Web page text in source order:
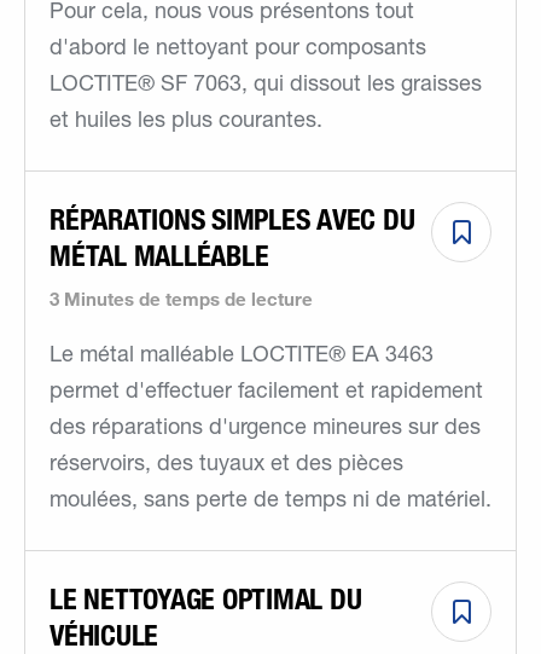
Pour cela, nous vous présentons tout
d'abord le nettoyant pour composants
LOCTITE® SF 7063, qui dissout les graisses
et huiles les plus courantes.
3 Minutes de temps de lecture
RÉPARATIONS SIMPLES AVEC DU
MÉTAL MALLÉABLE
Le métal malléable LOCTITE® EA 3463
permet d'effectuer facilement et rapidement
des réparations d'urgence mineures sur des
réservoirs, des tuyaux et des pièces
moulées, sans perte de temps ni de matériel.
LE NETTOYAGE OPTIMAL DU
VÉHICULE